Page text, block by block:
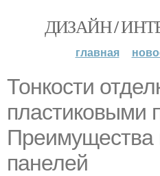
ДИЗАЙН /
главная
Тонкости
пластиковыми
панелей